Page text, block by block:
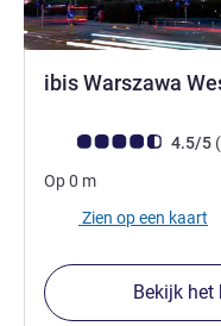
ibis Warszawa
Avis-klantbeoordeling
4.5/5
Op0 m
Zien op een kaart
Bekijk het